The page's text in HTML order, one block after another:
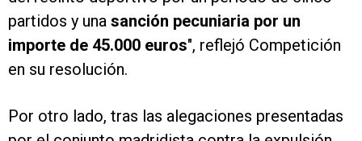
partidos y una sanción pecuniaria por un
importe de 45.000 euros", reflejó Competición
en su resolución.
Por otro lado, tras las alegaciones presentadas